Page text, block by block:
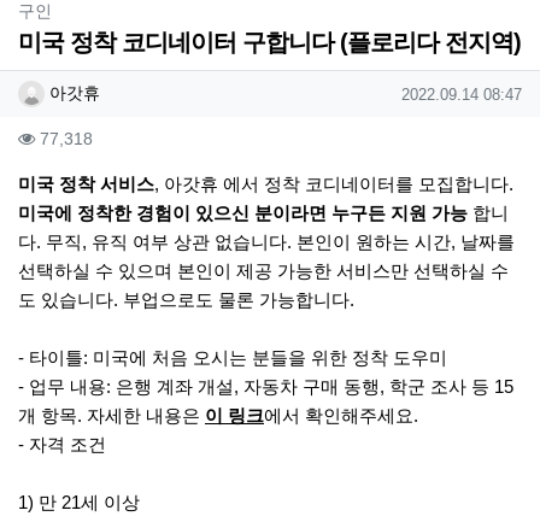
구인
미국 정착 코디네이터 구합니다 (플로리다 전지역)
작성자 정보
아갓휴 작성일
2022.09.14 08:47
컨텐츠 정보
77,318
본문
미국 정착 서비스, 아갓휴 에서 정착 코디네이터를 모집합니다.
미국에 정착한 경험이 있으신 분이라면 누구든 지원 가능 합니
다. 무직, 유직 여부 상관 없습니다. 본인이 원하는 시간, 날짜를
선택하실 수 있으며 본인이 제공 가능한 서비스만 선택하실 수
도 있습니다. 부업으로도 물론 가능합니다.
- 타이틀: 미국에 처음 오시는 분들을 위한 정착 도우미
- 업무 내용: 은행 계좌 개설, 자동차 구매 동행, 학군 조사 등 15
개 항목. 자세한 내용은 이 링크에서 확인해주세요.
- 자격 조건
1) 만 21세 이상